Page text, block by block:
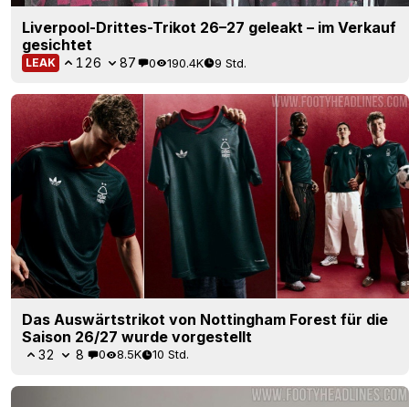
Liverpool-Drittes-Trikot 26–27 geleakt – im Verkauf
gesichtet
LEAK 126 87 0 190.4K 9 Std.
Das Auswärtstrikot von Nottingham Forest für die
Saison 26/27 wurde vorgestellt
32 8 0 8.5K 10 Std.